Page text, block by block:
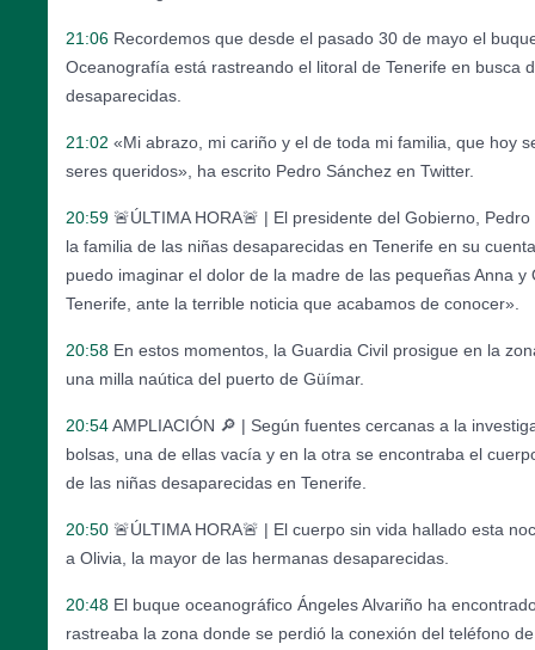
21:06 Recordemos que desde el pasado 30 de mayo el
Oceanografía está rastreando el litoral de Tenerife en busca
desaparecidas.
21:02 «Mi abrazo, mi cariño y el de toda mi familia, que hoy
seres queridos», ha escrito Pedro Sánchez en Twitter.
20:59 🚨ÚLTIMA HORA🚨 | El presidente del Gobierno,
la familia de las niñas desaparecidas en Tenerife en su
puedo imaginar el dolor de la madre de las pequeñas Anna y
Tenerife, ante la terrible noticia que acabamos de conocer».
20:58 En estos momentos, la Guardia Civil prosigue en la
una milla naútica del puerto de Güímar.
20:54AMPLIACIÓN 🔎 | Según fuentes cercanas a la
bolsas, una de ellas vacía y en la otra se encontraba el
de las niñas desaparecidas en Tenerife.
20:50 🚨ÚLTIMA HORA🚨 | El cuerpo sin vida hallado esta
a Olivia, la mayor de las hermanas desaparecidas.
20:48 El buque oceanográfico Ángeles Alvariño ha
rastreaba la zona donde se perdió la conexión del teléfono